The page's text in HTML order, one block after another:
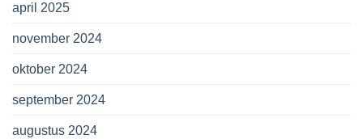
april 2025
november 2024
oktober 2024
september 2024
augustus 2024